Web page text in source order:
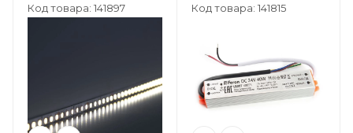
Код товара: 141897 Код товара: 141815